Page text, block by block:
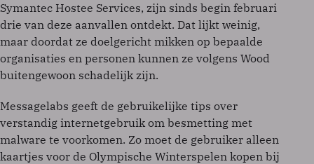
Symantec Hostee Services, zijn sinds begin februari
drie van deze aanvallen ontdekt. Dat lijkt weinig,
maar doordat ze doelgericht mikken op bepaalde
organisaties en personen kunnen ze volgens Wood
buitengewoon schadelijk zijn.
Messagelabs geeft de gebruikelijke tips over
verstandig internetgebruik om besmetting met
malware te voorkomen. Zo moet de gebruiker alleen
kaartjes voor de Olympische Winterspelen kopen bij